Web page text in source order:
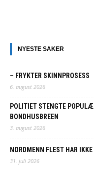
NYESTE SAKER
– FRYKTER SKINNPROSESS
6. august 2026
POLITIET STENGTE
BONDHUSBREEN
3. august 2026
NORDMENN FLEST HAR
31. juli 2026